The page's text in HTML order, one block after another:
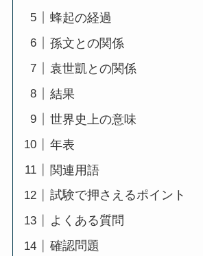
蜂起の経過
孫文との関係
袁世凱との関係
結果
世界史上の意味
年表
関連用語
試験で押さえるポイント
よくある質問
確認問題